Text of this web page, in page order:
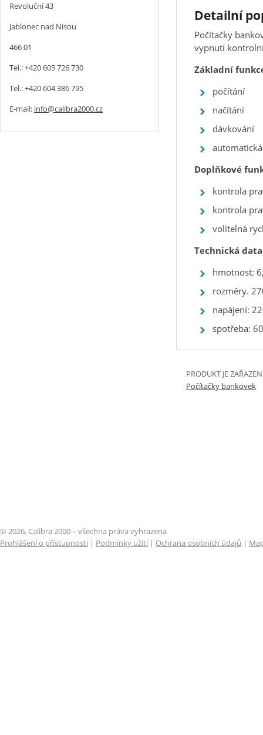
Detailní
Počítačky
vypnutí
Základní
počítání
načítání
dávkování
Doplňkové
kontrola
kontrola
volitelná
Technická
hmotnost:
rozměry.
napájení:
spotřeba:
PRODUKT JE
Počítačky bankovek
Revoluční 43
Jablonec nad Nisou
466 01
Tel.: +420 605 726 730
Tel.: +420 604 386 795
E-mail: info@calibra2000.cz
© 2026, Calibra 2000 – všechna práva vyhrazena
Prohlášení o přístupnosti | Podmínky užití| Ochrana osobních údajů |